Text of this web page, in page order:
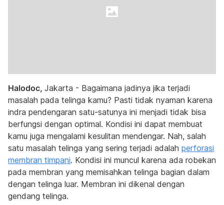
Halodoc, Jakarta - Bagaimana jadinya jika terjadi
masalah pada telinga kamu? Pasti tidak nyaman karena
indra pendengaran satu-satunya ini menjadi tidak bisa
berfungsi dengan optimal. Kondisi ini dapat membuat
kamu juga mengalami kesulitan mendengar. Nah, salah
satu masalah telinga yang sering terjadi adalah perforasi
membran timpani. Kondisi ini muncul karena ada robekan
pada membran yang memisahkan telinga bagian dalam
dengan telinga luar. Membran ini dikenal dengan
gendang telinga.